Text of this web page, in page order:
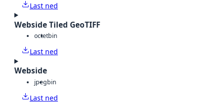
Last ned
Webside Tiled GeoTIFF
octetbin
Last ned
Webside
jpegbin
Last ned